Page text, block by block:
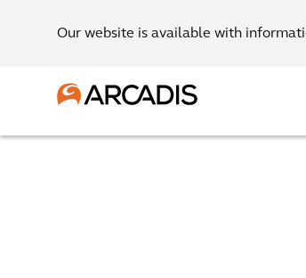
Our website is available with